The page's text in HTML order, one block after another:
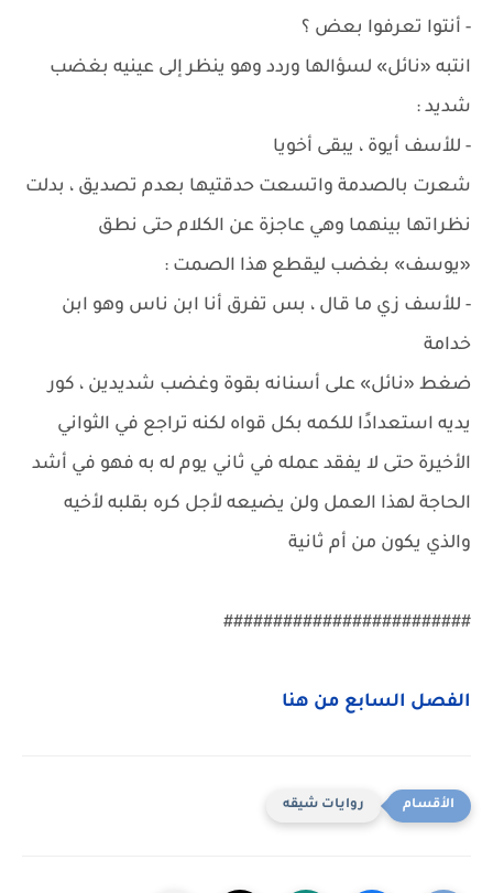
- أنتوا تعرفوا بعض ؟
انتبه «نائل» لسؤالها وردد وهو ينظر إلى عينيه بغضب
شديد :
- للأسف أيوة ، يبقى أخويا
شعرت بالصدمة واتسعت حدقتيها بعدم تصديق ، بدلت
نظراتها بينهما وهي عاجزة عن الكلام حتى نطق
«يوسف» بغضب ليقطع هذا الصمت :
- للأسف زي ما قال ، بس تفرق أنا ابن ناس وهو ابن
خدامة
ضغط «نائل» على أسنانه بقوة وغضب شديدين ، كور
يديه استعدادًا للكمه بكل قواه لكنه تراجع في الثواني
الأخيرة حتى لا يفقد عمله في ثاني يوم له به فهو في أشد
الحاجة لهذا العمل ولن يضيعه لأجل كره بقلبه لأخيه
والذي يكون من أم ثانية
#########################
الفصل السابع من هنا
روايات شيقه